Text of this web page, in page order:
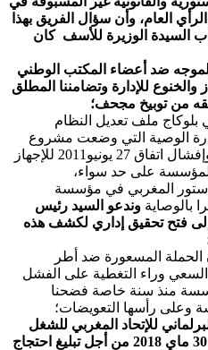
الرأي العام، وأن سؤال الفريق بهذا
السيدة الوزيرة للأسف كان
ضد أعضاء المكتب الوطني
والخنوع للإدارة وتضامننا المطلق
من توبيخ مجحف؛
ملف تعديل النظام
الوصية التي وضعت مشروع
حل الوكالة لخلط الأوراق وإفشال اتفاق 27 يونيو2011 للإجهاز
على حد سواء،
المغربي في مؤسسة
بالوصاية وندعو السيد رئيس
إلى فتح تحقيق إداري لكشف هذه
الحملة المسعورة ضد أطر
وراء التغطية على الفشل
منذ سنة خاصة فضحنا
وعلى رأسها التعويضات؛
للإتحاد المغربي للشغل
اتصل بالوزارة يوم الأربعاء 30 ماي 2018 من أجل تبليغ احتجاج